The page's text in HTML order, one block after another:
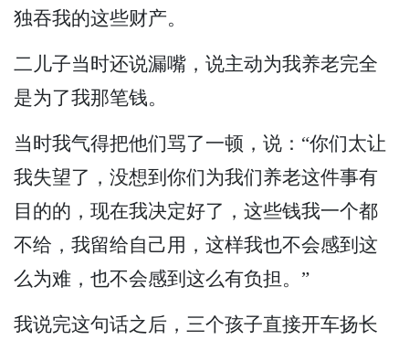
独吞我的这些财产。
二儿子当时还说漏嘴，说主动为我养老完全
是为了我那笔钱。
当时我气得把他们骂了一顿，说：“你们太让
我失望了，没想到你们为我们养老这件事有
目的的，现在我决定好了，这些钱我一个都
不给，我留给自己用，这样我也不会感到这
么为难，也不会感到这么有负担。”
我说完这句话之后，三个孩子直接开车扬长